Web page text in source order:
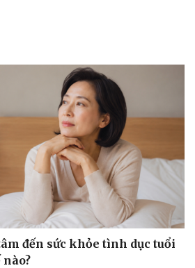
Công nghệ
Sành điệu
Tin Công nghệ
Trải nghiệm
Chuyển đổi số
đến sức khỏe tình dục tuổi